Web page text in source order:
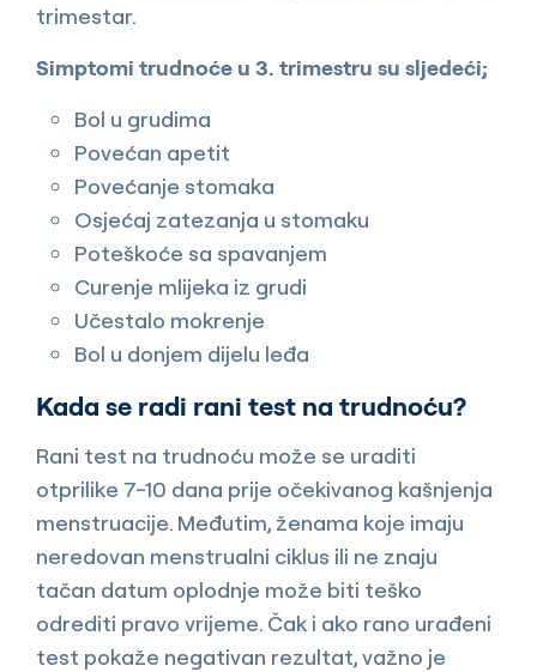
trimestar.
Simptomi trudnoće u 3. trimestru su sljedeći;
Bol u grudima
Povećan apetit
Povećanje stomaka
Osjećaj zatezanja u stomaku
Poteškoće sa spavanjem
Curenje mlijeka iz grudi
Učestalo mokrenje
Bol u donjem dijelu leđa
Kada se radi rani test na trudnoću?
Rani test na trudnoću može se uraditi
otprilike 7-10 dana prije očekivanog kašnjenja
menstruacije. Međutim, ženama koje imaju
neredovan menstrualni ciklus ili ne znaju
tačan datum oplodnje može biti teško
odrediti pravo vrijeme. Čak i ako rano urađeni
test pokaže negativan rezultat, važno je